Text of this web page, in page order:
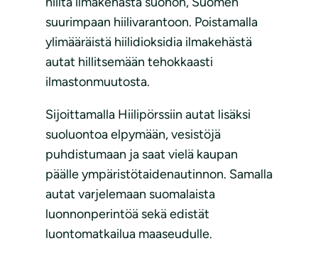
suurimpaan hiilivarantoon. Poistamalla
ylimääräistä hiilidioksidia ilmakehästä
autat hillitsemään tehokkaasti
ilmastonmuutosta.
Sijoittamalla Hiilipörssiin autat lisäksi
suoluontoa elpymään, vesistöjä
puhdistumaan ja saat vielä kaupan
päälle ympäristötaidenautinnon. Samalla
autat varjelemaan suomalaista
luonnonperintöä sekä edistät
luontomatkailua maaseudulle.